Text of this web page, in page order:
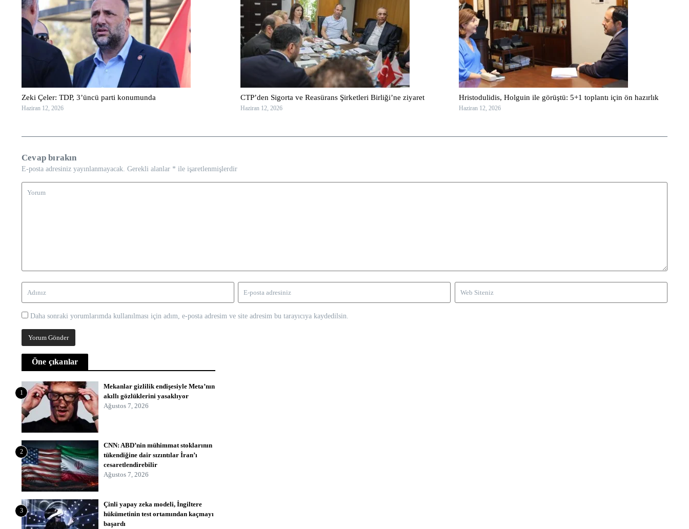
Zeki Çeler: TDP, 3’üncü parti konumunda
Haziran 12, 2026
CTP’den Sigorta ve Reasürans Şirketleri Birliği’ne ziyaret
Haziran 12, 2026
Hristodulidis, Holguin ile görüştü: 5+1 toplantı için ön hazırlık
Haziran 12, 2026
Cevap bırakın
E-posta adresiniz yayınlanmayacak. Gerekli alanlar * ile işaretlenmişlerdir
Daha sonraki yorumlarımda kullanılması için adım, e-posta adresim ve site adresim bu tarayıcıya kaydedilsin.
Öne çıkanlar
1
Mekanlar gizlilik endişesiyle Meta’nın
akıllı gözlüklerini yasaklıyor
Ağustos 7, 2026
2
CNN: ABD’nin mühimmat stoklarının
tükendiğine dair sızıntılar İran’ı
cesaretlendirebilir
Ağustos 7, 2026
3
Çinli yapay zeka modeli, İngiltere
hükümetinin test ortamından kaçmayı
başardı